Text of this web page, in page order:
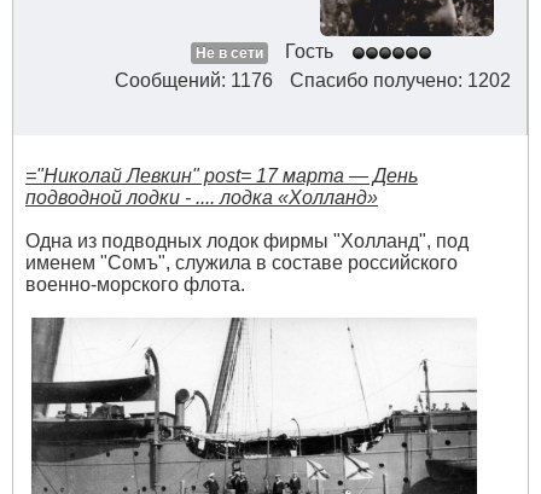
Не в сети
Гость
Сообщений: 1176
Спасибо получено: 1202
="Николай Левкин" post= 17 марта — День
подводной лодки - .... лодка «Холланд»
Одна из подводных лодок фирмы "Холланд", под
именем "Сомъ", служила в составе российского
военно-морского флота.